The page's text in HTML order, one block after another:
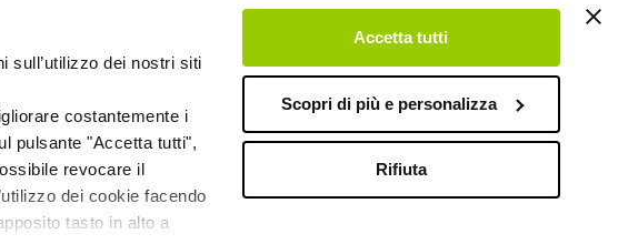
sull’utilizzo dei nostri siti
costantemente i
pulsante "Accetta tutti",
revocare il
dei cookie facendo
tasto in alto a
Accetta tutti
Scopri di più e personalizza
Rifiuta